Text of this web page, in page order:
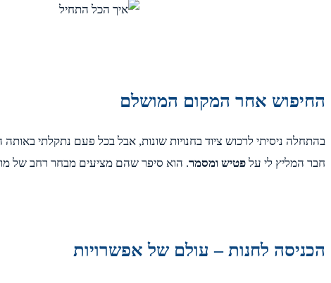
החיפוש אחר המקום המושלם
בהתחלה ניסיתי לרכוש ציוד בחנויות שונות, אבל בכל פעם נתקלתי
חבר המליץ לי על פטיש ומסמר. הוא סיפר שהם מציעים מבחר רחב של
הכניסה לחנות – עולם של אפשרויות